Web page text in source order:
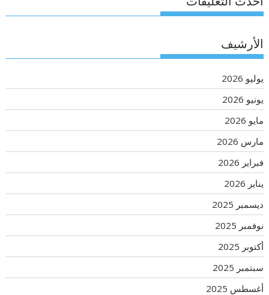
الأرشيف
يوليو 2026
يونيو 2026
مايو 2026
مارس 2026
فبراير 2026
يناير 2026
ديسمبر 2025
نوفمبر 2025
أكتوبر 2025
سبتمبر 2025
أغسطس 2025